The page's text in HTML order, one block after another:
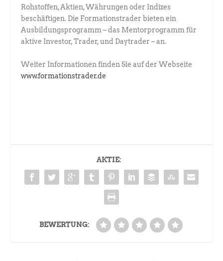
Rohstoffen, Aktien, Währungen oder Indizes
beschäftigen. Die Formationstrader bieten ein
Ausbildungsprogramm – das Mentorprogramm für
aktive Investor, Trader, und Daytrader – an.
Weiter Informationen finden Sie auf der Webseite
www.formationstrader.de
AKTIE:
BEWERTUNG: